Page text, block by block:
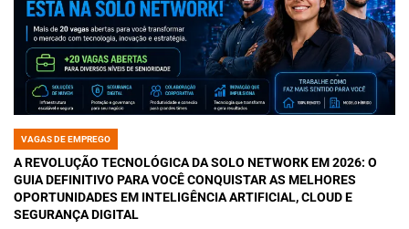
POSTED
IN
VAGAS DE EMPREGO
A REVOLUÇÃO TECNOLÓGICA DA SOLO NETWORK EM 2026: O
GUIA DEFINITIVO PARA VOCÊ CONQUISTAR AS MELHORES
OPORTUNIDADES EM INTELIGÊNCIA ARTIFICIAL, CLOUD E
SEGURANÇA DIGITAL